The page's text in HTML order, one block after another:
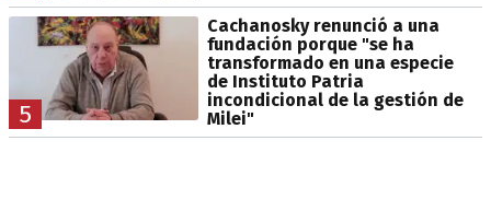
5
Cachanosky renunció a una
fundación porque "se ha
transformado en una especie
de Instituto Patria
incondicional de la gestión de
Milei"